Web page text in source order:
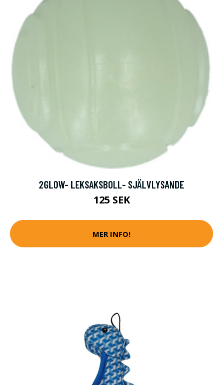
2GLOW- LEKSAKSBOLL- SJÄLVLYSANDE
125 SEK
MER INFO!